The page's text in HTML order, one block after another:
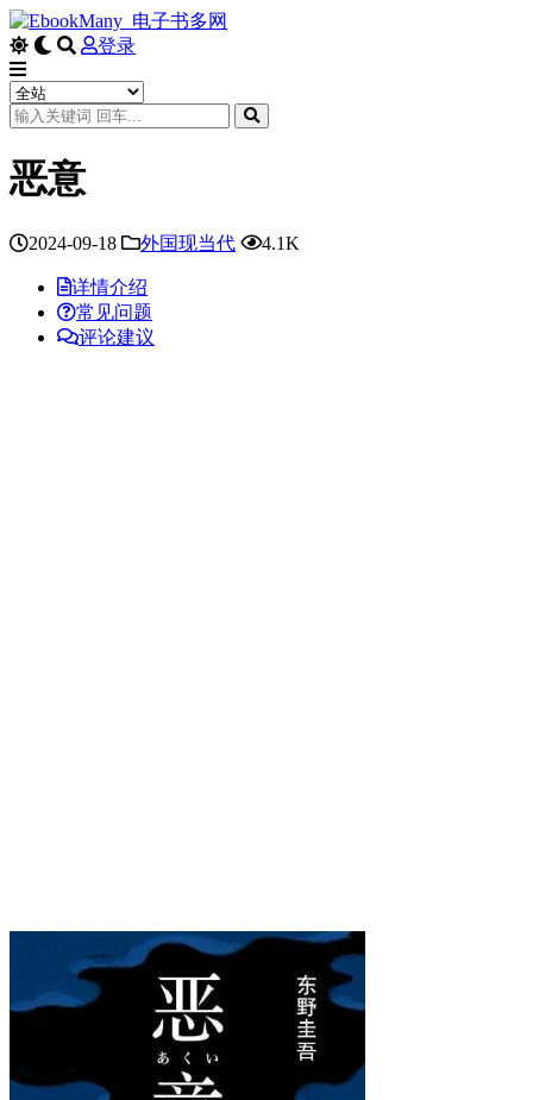
登录
恶意
2024-09-18 外国现当代 4.1K
详情介绍
常见问题
评论建议